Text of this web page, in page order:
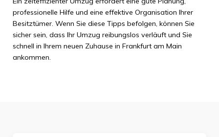
professionelle Hilfe und eine effektive Organisation Ihrer
Besitztümer. Wenn Sie diese Tipps befolgen, können Sie
sicher sein, dass Ihr Umzug reibungslos verläuft und Sie
schnell in Ihrem neuen Zuhause in Frankfurt am Main
ankommen.